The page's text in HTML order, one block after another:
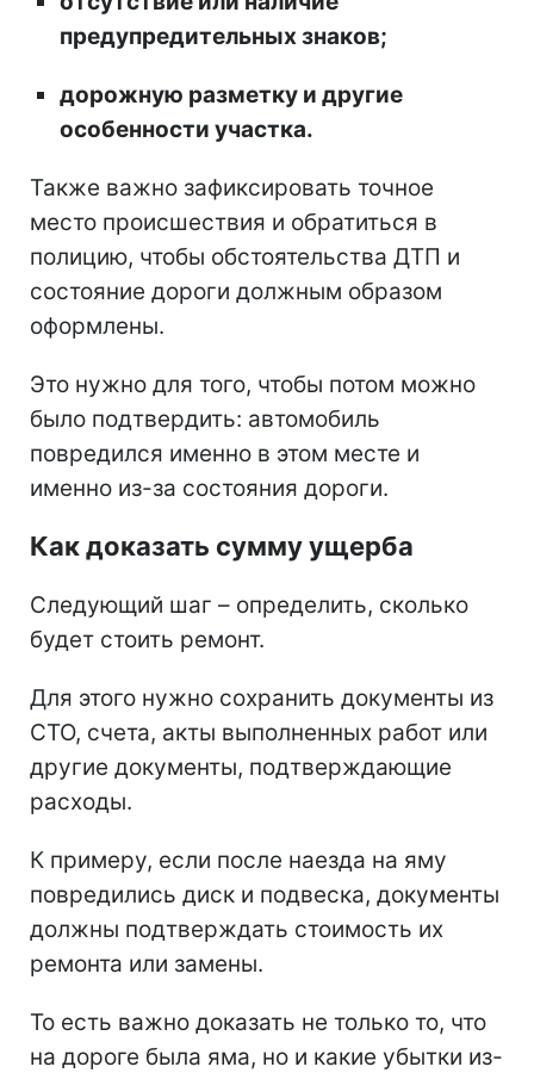
предупредительных знаков;
дорожную разметку и другие
особенности участка.
Также важно зафиксировать точное
место происшествия и обратиться в
полицию, чтобы обстоятельства ДТП и
состояние дороги должным образом
оформлены.
Это нужно для того, чтобы потом можно
было подтвердить: автомобиль
повредился именно в этом месте и
именно из-за состояния дороги.
Как доказать сумму ущерба
Следующий шаг – определить, сколько
будет стоить ремонт.
Для этого нужно сохранить документы из
СТО, счета, акты выполненных работ или
другие документы, подтверждающие
расходы.
К примеру, если после наезда на яму
повредились диск и подвеска, документы
должны подтверждать стоимость их
ремонта или замены.
То есть важно доказать не только то, что
на дороге была яма, но и какие убытки из-